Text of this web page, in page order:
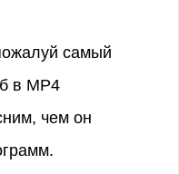
самый
в MP4
чем он